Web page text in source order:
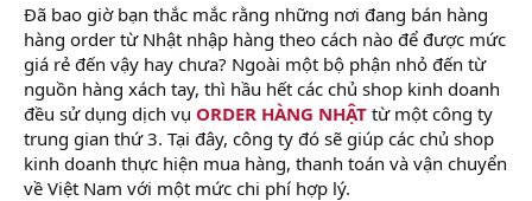
Đã bao giờ bạn thắc mắc rằng những nơi đang bán hàng
hàng order từ Nhật nhập hàng theo cách nào để được mức
giá rẻ đến vậy hay chưa? Ngoài một bộ phận nhỏ đến từ
nguồn hàng xách tay, thì hầu hết các chủ shop kinh doanh
đều sử dụng dịch vụ ORDER HÀNG NHẬT từ một công ty
trung gian thứ 3. Tại đây, công ty đó sẽ giúp các chủ shop
kinh doanh thực hiện mua hàng, thanh toán và vận chuyển
về Việt Nam với một mức chi phí hợp lý.